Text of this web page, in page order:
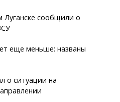
Луганске сообщили о
еще меньше: названы
о ситуации на